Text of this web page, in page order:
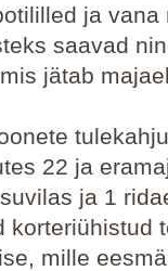
ja vana
saavad
jätab
22 ja
ja 1
korteriühistud
mille